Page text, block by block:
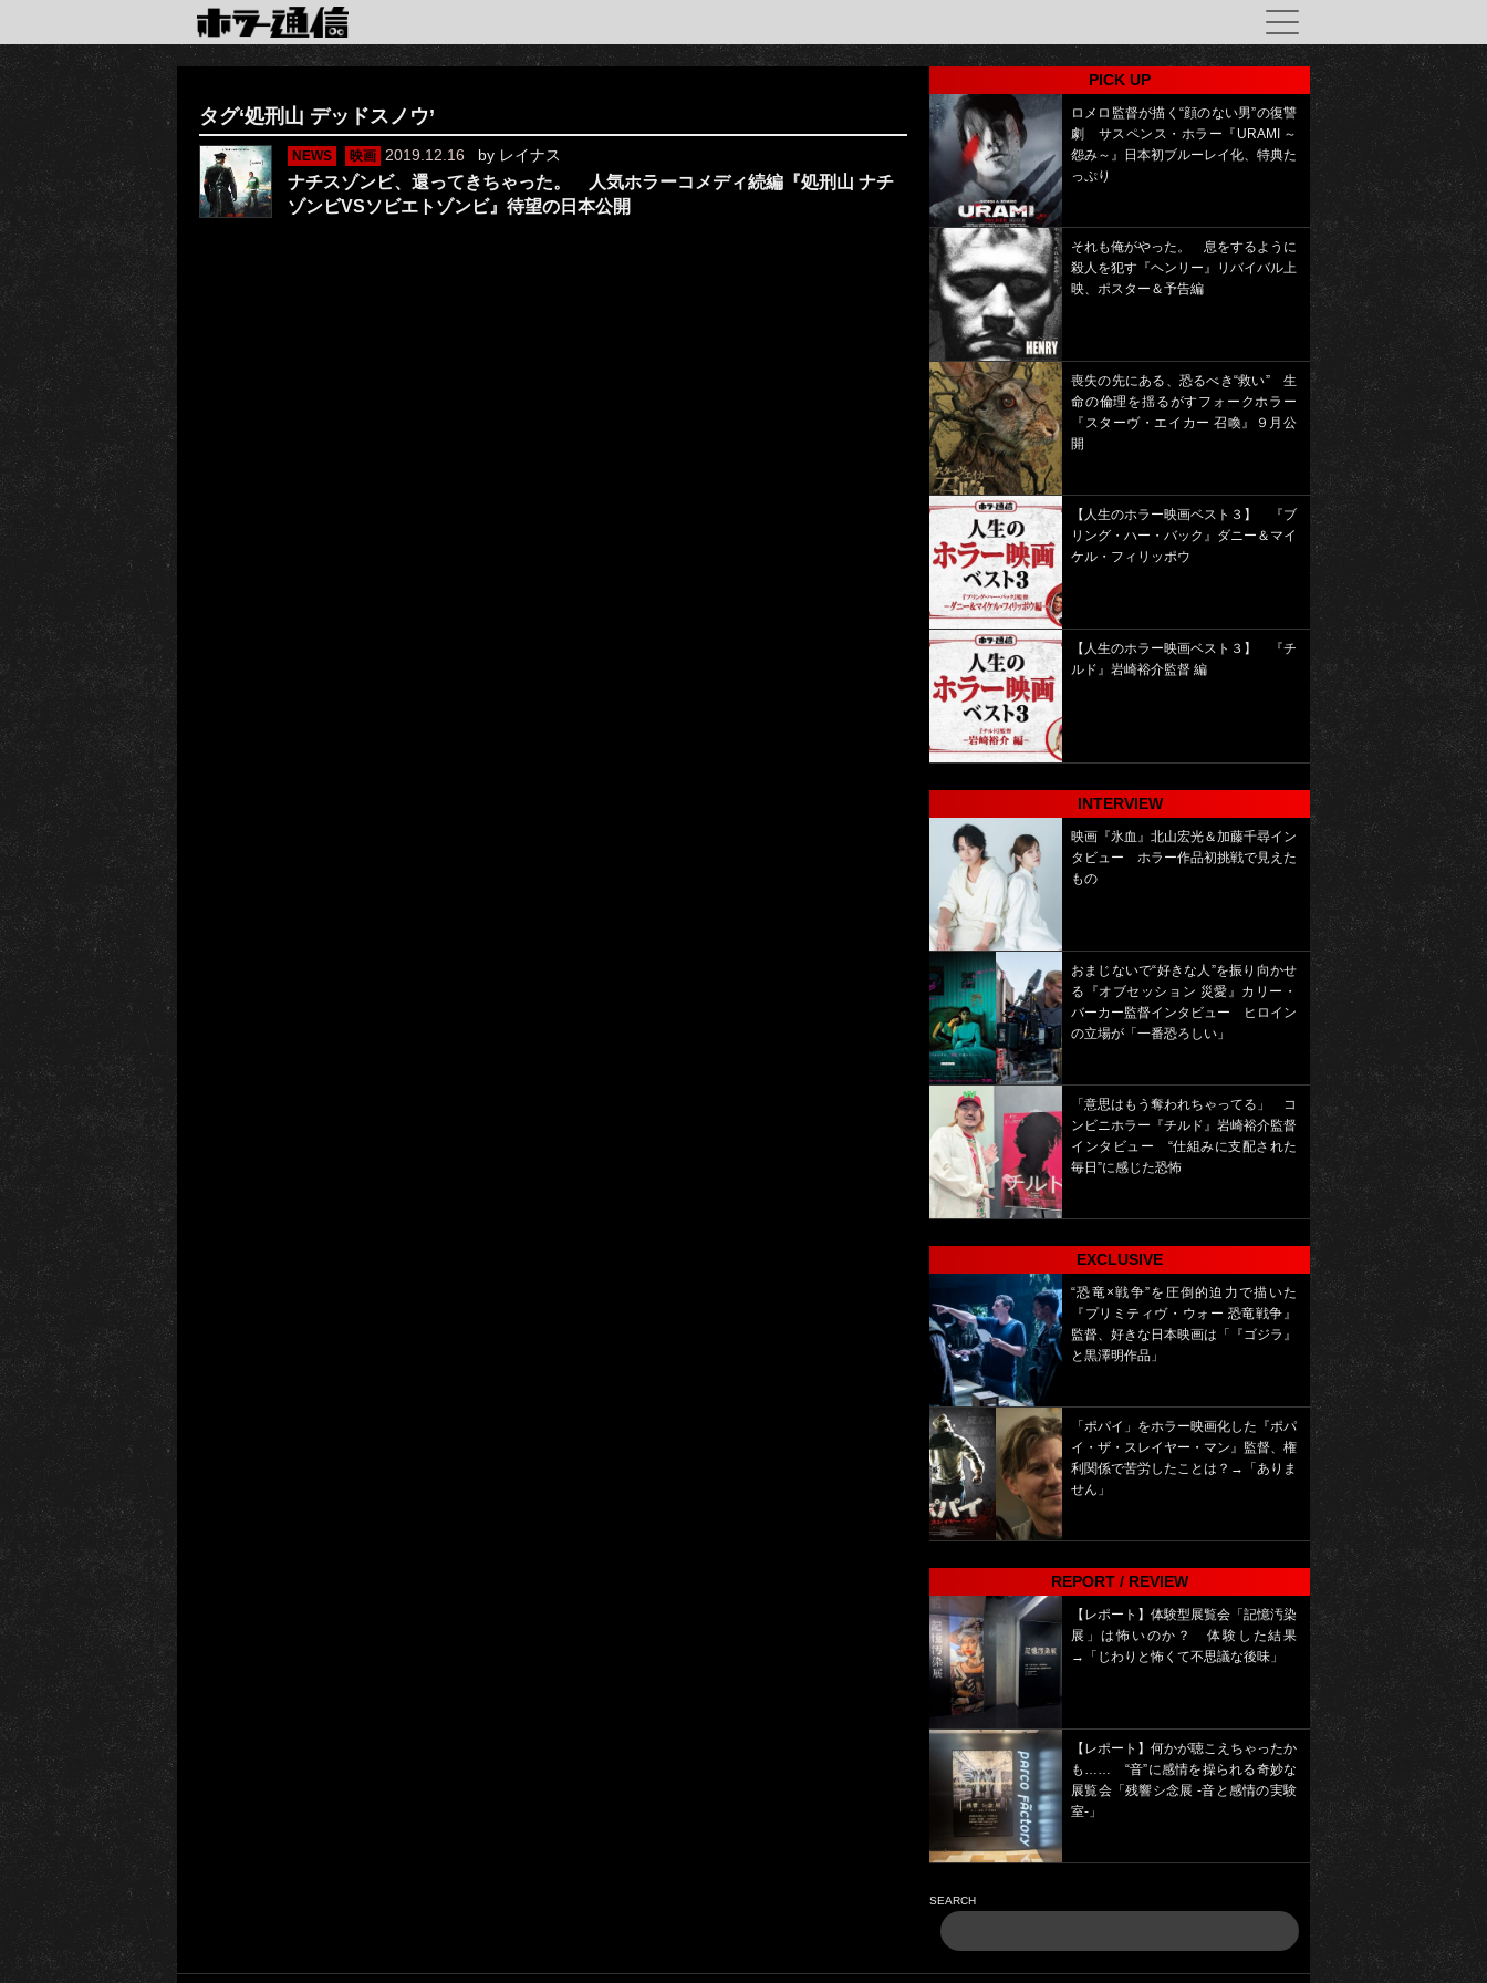
タグ‘処刑山 デッドスノウ’
NEWS 映画 2019.12.16 by レイナス
ナチスゾンビ、還ってきちゃった。 人気ホラーコメディ続編『処刑山 ナチ
ゾンビVSソビエトゾンビ』待望の日本公開
PICK UP
ロメロ監督が描く“顔のない男”の復讐
劇 サスペンス・ホラー『URAMI ～
怨み～』日本初ブルーレイ化、特典た
っぷり
それも俺がやった。 息をするように
殺人を犯す『ヘンリー』リバイバル上
映、ポスター＆予告編
喪失の先にある、恐るべき“救い” 生
命の倫理を揺るがすフォークホラー
『スターヴ・エイカー 召喚』９月公
開
【人生のホラー映画ベスト３】 『ブ
リング・ハー・バック』ダニー＆マイ
ケル・フィリッポウ
【人生のホラー映画ベスト３】 『チ
ルド』岩崎裕介監督 編
INTERVIEW
映画『氷血』北山宏光＆加藤千尋イン
タビュー ホラー作品初挑戦で見えた
もの
おまじないで“好きな人”を振り向かせ
る『オブセッション 災愛』カリー・
バーカー監督インタビュー ヒロイン
の立場が「一番恐ろしい」
「意思はもう奪われちゃってる」 コ
ンビニホラー『チルド』岩崎裕介監督
インタビュー “仕組みに支配された
毎日”に感じた恐怖
EXCLUSIVE
“恐竜×戦争”を圧倒的迫力で描いた
『プリミティヴ・ウォー 恐竜戦争』
監督、好きな日本映画は「『ゴジラ』
と黒澤明作品」
「ポパイ」をホラー映画化した『ポパ
イ・ザ・スレイヤー・マン』監督、権
利関係で苦労したことは？→「ありま
せん」
REPORT / REVIEW
【レポート】体験型展覧会「記憶汚染
展」は怖いのか？ 体験した結果
→「じわりと怖くて不思議な後味」
【レポート】何かが聴こえちゃったか
も…… “音”に感情を操られる奇妙な
展覧会「残響シ念展 -⾳と感情の実験
室-」
SEARCH